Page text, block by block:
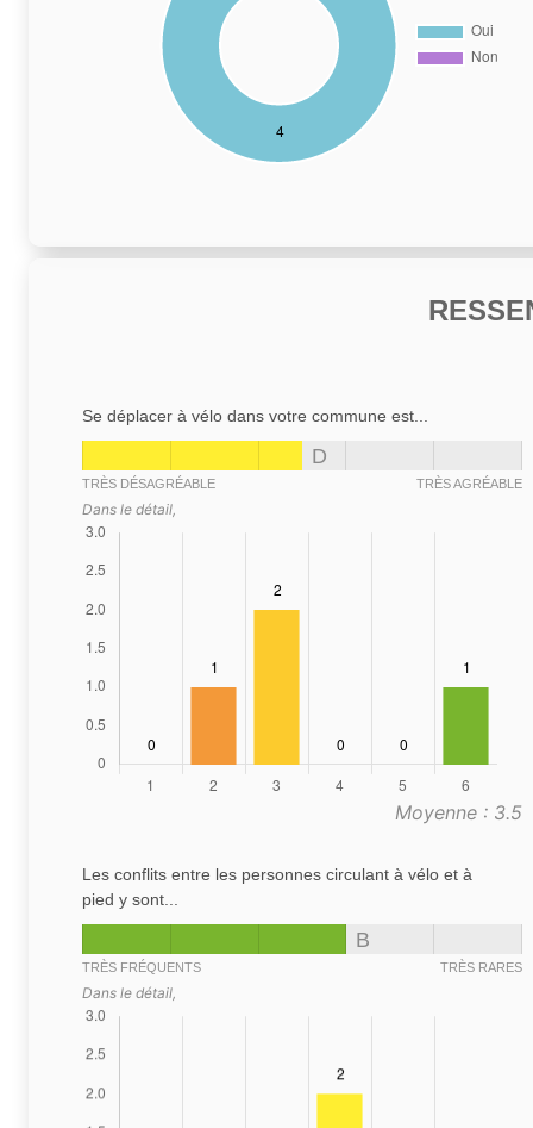
Se déplacer à vélo dans votre commune est...
D
TRÈS DÉSAGRÉABLE TRÈS AGRÉABLE
Dans le détail,
Moyenne : 3.5
Les conflits entre les personnes circulant à vélo et à
pied y sont...
B
TRÈS FRÉQUENTS TRÈS RARES
Dans le détail,